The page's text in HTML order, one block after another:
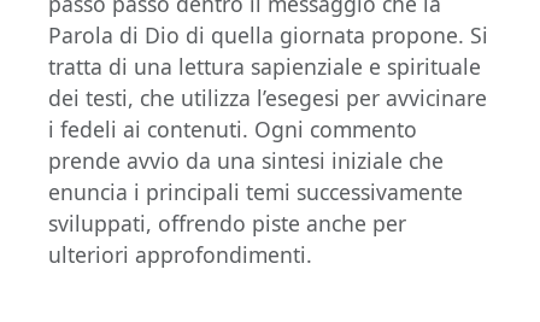
Parola di Dio di quella giornata propone. Si
tratta di una lettura sapienziale e spirituale
dei testi, che utilizza l’esegesi per avvicinare
i fedeli ai contenuti. Ogni commento
prende avvio da una sintesi iniziale che
enuncia i principali temi successivamente
sviluppati, offrendo piste anche per
ulteriori approfondimenti.